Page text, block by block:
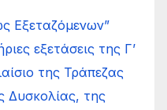
Εξεταζόμενων”
εξετάσεις της Γ’
της Τράπεζας
Δυσκολίας, της